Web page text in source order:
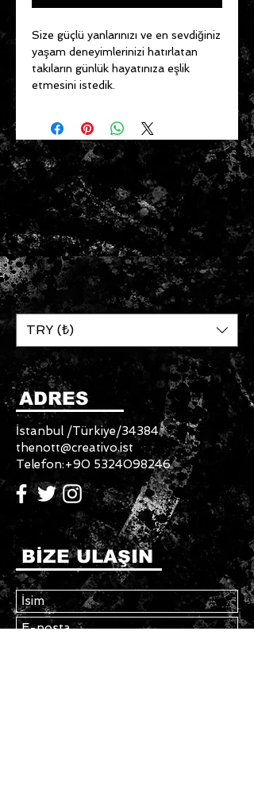
Size güçlü yanlarınızı ve en sevdiğiniz
yaşam deneyimlerinizi hatırlatan
takıların günlük hayatınıza eşlik
etmesini istedik.
TRY (₺)
ADRES
İstanbul /Türkiye/34384
thenott@creativo.ist
Telefon:+90 5324098246
BİZE ULAŞIN